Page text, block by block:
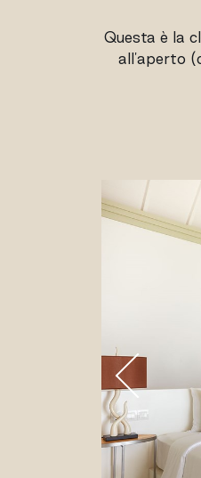
Questa è la
all'aperto